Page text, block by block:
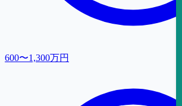
600〜1,300万円